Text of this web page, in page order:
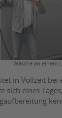
Wäsche an einem
in Vollzeit bei
sich eines